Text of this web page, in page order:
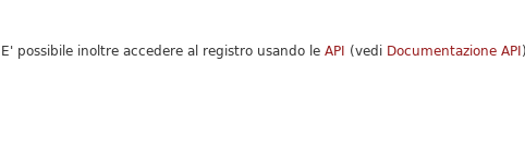
E' possibile inoltre accedere al registro usando le API (vedi Documentazione API